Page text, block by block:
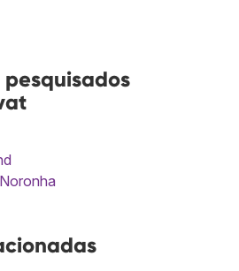
pesquisados